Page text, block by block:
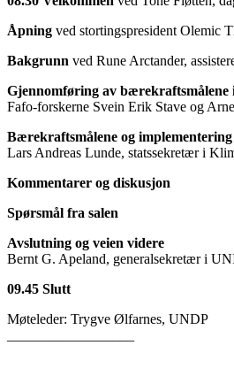
Åpning ved stortingspresident Olemic
Bakgrunn ved Rune Arctander,
Gjennomføring av bærekraftsmålene
Fafo-forskerne Svein Erik Stave og
Bærekraftsmålene og
Lars Andreas Lunde, statssekretær i
Kommentarer og diskusjon
Spørsmål fra salen
Avslutning og veien videre
Bernt G. Apeland, generalsekretær i
09.45 Slutt
Møteleder: Trygve Ølfarnes, UNDP